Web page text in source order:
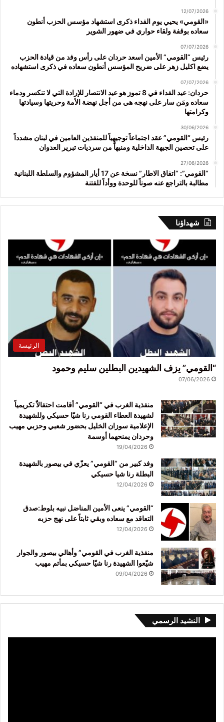
12/07/2026
«القومي» يحيي يوم الفداء ذكرى استشهاد مؤسس الحزب أنطون
سعاده بوقفة ولقاء حواري في ضهور الشوير
07/07/2026
رئيس “القومي” الأمين اسعد حردان على رأس وفد من قيادة الحزب
يضع اكليل زهر على ضريح المؤسس أنطون سعاده في ذكرى استشهاده
07/07/2026
حردان: عيد الفداء في 8 تموز هو عيد الانتصار للإرادة التي لا تنكسر ودماء
سعاده ومَن سار على نهجه هي من أجل نهضة الأمة وحريتها وسيادتها
وكرامتها
30/06/2026
رئيس “القومي” عقد اجتماعاً توجيهياً للمنفذين العامين في لبنان مشدداً
على تحصين الجبهة الداخلية ومنبهاً من سرديات تبرير العدوان
27/06/2026
“القومي”: “اتفاق الاطار” نسخة عن 17 أيار المشؤوم والسلطة اللبنانية
مطالبة بالتراجع عنه صوناً للوحدة ووأداً للفتنة
شهداؤنا
الرئيسة
“القومي” يزف الشهيدين البطلين سليم وحمود
07/06/2026
منفذية الغرب في “القومي” أقامت احتفالاً تكريمياً
لشهيدة العطاء القومي رنا شيّا حسيكي وللشهيدة
الإعلامية سوزان الخليل بحضور شعبي وحزبي مهيب
وحردان يمنحهما أوسمة
19/04/2026
وفد كبير من “القومي” يعزّي في بيصور بالشهيدة
البطلة رنا شيا حسيكي
12/04/2026
“القومي” ينعى الأمين المناضل نبيه بلوط:صدق
التعاقد مع سعاده وبقي ثابتاً على نهج حزبه
12/04/2026
منفذية الغرب في القومي” وأهالي بيصور والجوار
شيّعوا الشهيدة رنا شيّا حسيكي بمأتم مهيب
09/04/2026
النشيد الرسمي